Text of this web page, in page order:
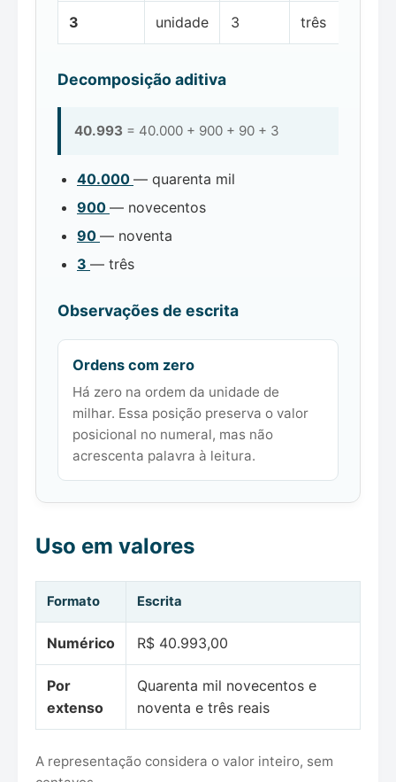
3 unidade 3 três
Decomposição aditiva
40.993 = 40.000 + 900 + 90 + 3
40.000 — quarenta mil
900 — novecentos
90 — noventa
3 — três
Observações de escrita
Ordens com zero
Há zero na ordem da unidade de
milhar. Essa posição preserva o valor
posicional no numeral, mas não
acrescenta palavra à leitura.
Uso em valores
Formato Escrita
Numérico R$ 40.993,00
Por
extenso
Quarenta mil novecentos e
noventa e três reais
A representação considera o valor inteiro, sem